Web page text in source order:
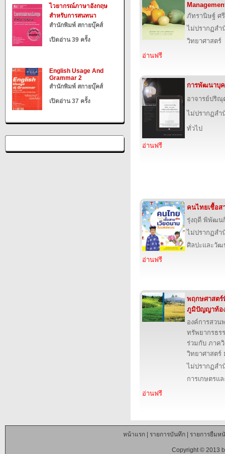
ไวยากรณ์ภาษาอังกฤษ
สำหรับการสนทนา
สำนักพิมพ์ สกายบุ๊คส์
เปิดอ่าน 39 ครั้ง
English Usage And
Grammar 2
สำนักพิมพ์ สกายบุ๊คส์
เปิดอ่าน 37 ครั้ง
ภัทรานิษฐ์ ศ
ไม่ปรากฏส
วิทยาศาสตร์
อ่านฟรี
การพัฒนาบุค
อาจารย์ปริ
ไม่ปรากฏส
ทั่วไป
อ่านฟรี
คนไทยเชื้อส
รุ่งฤดี พิพัฒน
ไม่ปรากฏส
ศิลปะและวัฒ
อ่านฟรี
พฤกษศาสตร์
ภูมิปัญญาท้อ
องค์การสวน
ทรัพยากรธร
ร่วมกับ ภาค
วิทยาศาสตร์
ไม่ปรากฏส
การเกษตรแ
อ่านฟรี
หน้าแรก| รายการบันทึก| รายการยืมห
Copyright © 2013